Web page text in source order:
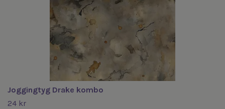
Joggingtyg Drake kombo
24 kr